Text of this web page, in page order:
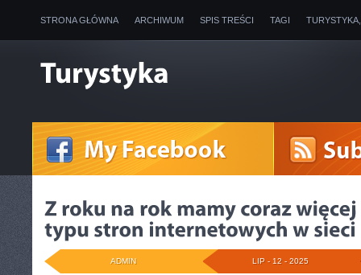
STRONA GŁÓWNA ARCHIWUM SPIS TREŚCI TAGI
LIP - 12 - 2025
ADMIN